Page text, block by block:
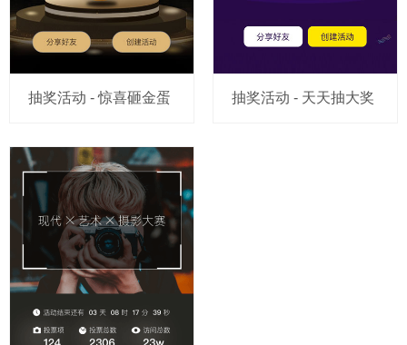
抽奖活动 - 惊喜砸金蛋 抽奖活动 - 天天抽大奖